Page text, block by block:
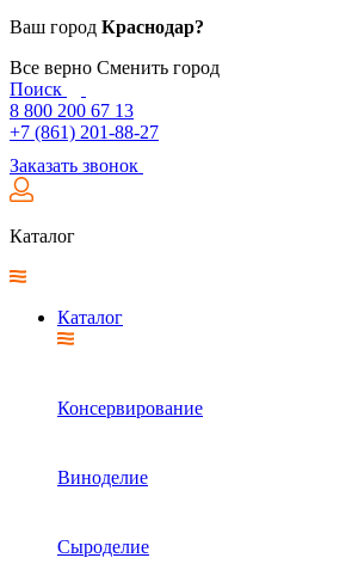
Ваш город Краснодар?
Все верно Сменить город
Поиск
8 800 200 67 13
+7 (861) 201-88-27
Заказать звонок
Каталог
Каталог
Консервирование
Виноделие
Сыроделие